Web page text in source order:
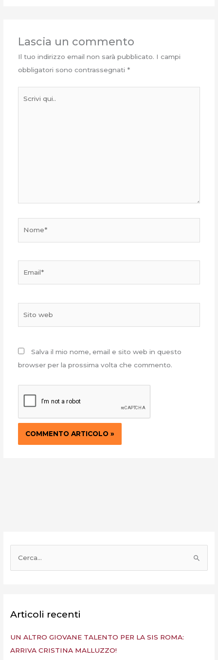
Lascia un commento
Il tuo indirizzo email non sarà pubblicato. I campi
obbligatori sono contrassegnati *
Salva il mio nome, email e sito web in questo
browser per la prossima volta che commento.
e
a
Articoli recenti
UN ALTRO GIOVANE TALENTO PER LA SIS ROMA:
ARRIVA CRISTINA MALLUZZO!